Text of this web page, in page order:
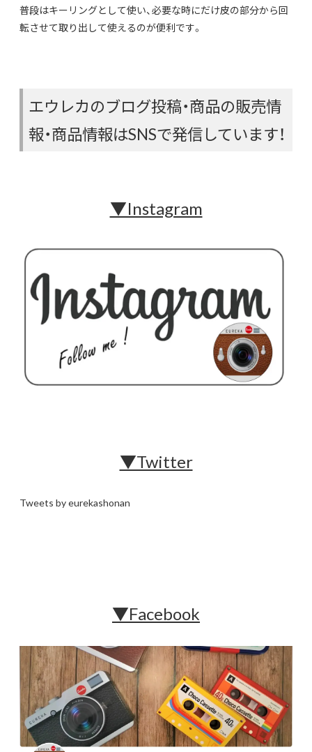
普段はキーリングとして使い、必要な時にだけ皮の部分から回
転させて取り出して使えるのが便利です。
エウレカのブログ投稿・商品の販売情
報・商品情報はSNSで発信しています！
▼Instagram
▼Twitter
Tweets by eurekashonan
▼Facebook